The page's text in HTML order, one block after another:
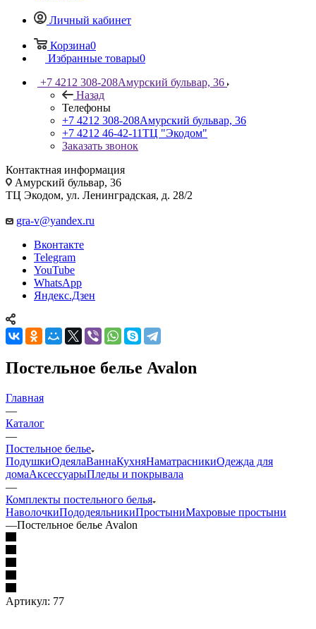
Личный кабинет
Корзина0
Избранные товары0
+7 4212 308-208Амурский бульвар, 36
Назад
Телефоны
+7 4212 308-208Амурский бульвар, 36
+7 4212 46-42-11ТЦ "Экодом"
Заказать звонок
Контактная информация
Амурский бульвар, 36
ТЦ Экодом, ул. Ленинградская, д. 28/2
gra-v@yandex.ru
Вконтакте
Telegram
YouTube
WhatsApp
Яндекс.Дзен
Постельное белье Avalon
Главная
—
Каталог
—
Постельное белье
ПодушкиОдеялаВаннаКухняНаматрасникиОдежда для
домаАксессуарыПледы и покрывала
—
Комплекты постельного белья
НаволочкиПододеяльникиПростыниМахровые простыни
—Постельное белье Avalon
Артикул: 77